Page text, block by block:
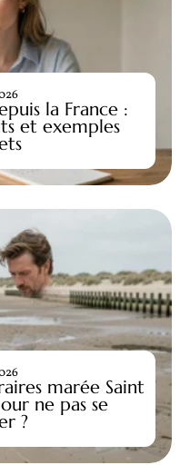
la France :
et exemples
marée Saint
ne pas se
?